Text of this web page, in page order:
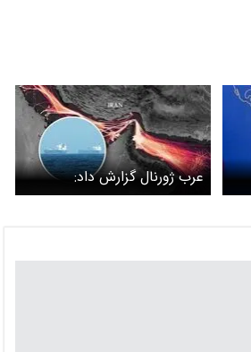
عرب ژورنال گزارش داد:
گشت‌زنی مخفیانه‌ای آمریکا با
هرمز چه گذشت؟